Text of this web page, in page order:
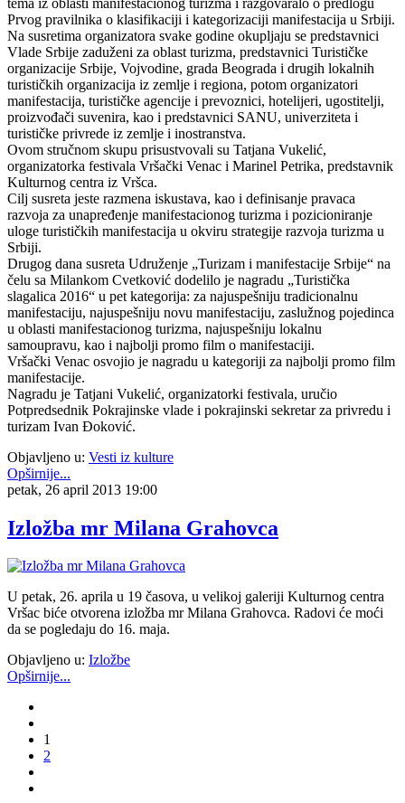
Prvog pravilnika o klasifikaciji i kategorizaciji manifestacija u Srbiji.
Na susretima organizatora svake godine okupljaju se predstavnici
Vlade Srbije zaduženi za oblast turizma, predstavnici Turističke
organizacije Srbije, Vojvodine, grada Beograda i drugih lokalnih
turističkih organizacija iz zemlje i regiona, potom organizatori
manifestacija, turističke agencije i prevoznici, hotelijeri, ugostitelji,
proizvođači suvenira, kao i predstavnici SANU, univerziteta i
turističke privrede iz zemlje i inostranstva.
Ovom stručnom skupu prisustvovali su Tatjana Vukelić,
organizatorka festivala Vršački Venac i Marinel Petrika, predstavnik
Kulturnog centra iz Vršca.
Cilj susreta jeste razmena iskustava, kao i definisanje pravaca
razvoja za unapređenje manifestacionog turizma i pozicioniranje
uloge turističkih manifestacija u okviru strategije razvoja turizma u
Srbiji.
Drugog dana susreta Udruženje „Turizam i manifestacije Srbije“ na
čelu sa Milankom Cvetković dodelilo je nagradu „Turistička
slagalica 2016“ u pet kategorija: za najuspešniju tradicionalnu
manifestaciju, najuspešniju novu manifestaciju, zaslužnog pojedinca
u oblasti manifestacionog turizma, najuspešniju lokalnu
samoupravu, kao i najbolji promo film o manifestaciji.
Vršački Venac osvojio je nagradu u kategoriji za najbolji promo film
manifestacije.
Nagradu je Tatjani Vukelić, organizatorki festivala, uručio
Potpredsednik Pokrajinske vlade i pokrajinski sekretar za privredu i
turizam Ivan Đoković.
Objavljeno u: Vesti iz kulture
Opširnije...
petak, 26 april 2013 19:00
Izložba mr Milana Grahovca
U petak, 26. aprila u 19 časova, u velikoj galeriji Kulturnog centra
Vršac biće otvorena izložba mr Milana Grahovca. Radovi će moći
da se pogledaju do 16. maja.
Objavljeno u: Izložbe
Opširnije...
1
2